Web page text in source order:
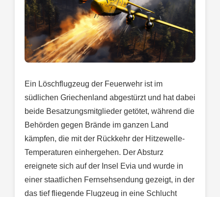
Ein Löschflugzeug der Feuerwehr ist im
südlichen Griechenland abgestürzt und hat dabei
beide Besatzungsmitglieder getötet, während die
Behörden gegen Brände im ganzen Land
kämpfen, die mit der Rückkehr der Hitzewelle-
Temperaturen einhergehen. Der Absturz
ereignete sich auf der Insel Evia und wurde in
einer staatlichen Fernsehsendung gezeigt, in der
das tief fliegende Flugzeug in eine Schlucht